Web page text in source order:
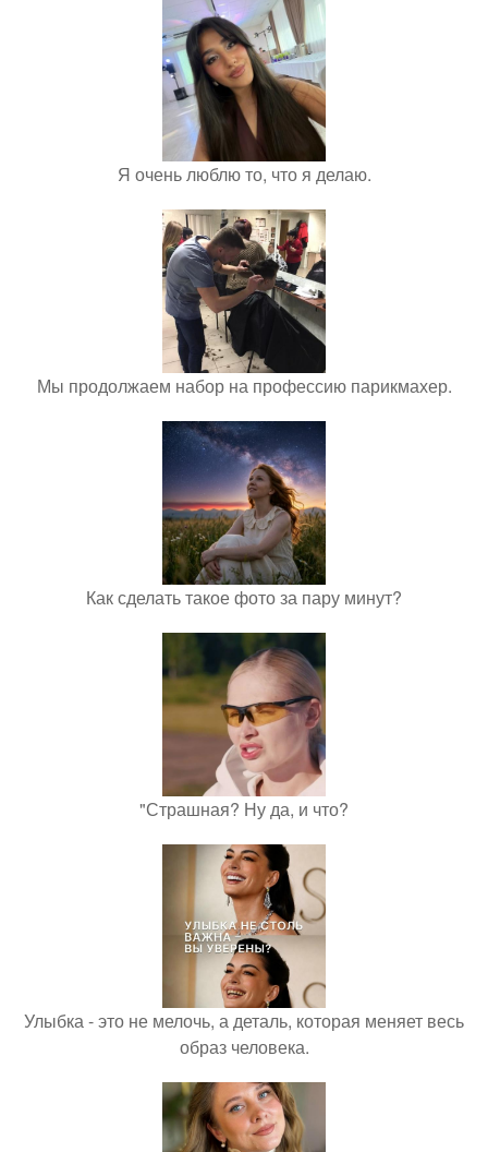
Я очень люблю то, что я делаю.
Мы продолжаем набор на профессию парикмахер.
Как сделать такое фото за пару минут?
"Страшная? Ну да, и что?
Улыбка - это не мелочь, а деталь, которая меняет весь
образ человека.